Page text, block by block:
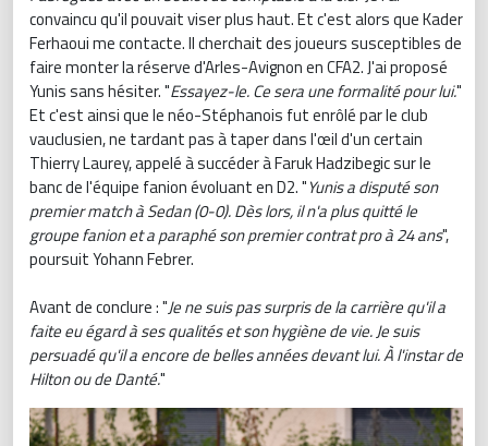
convaincu qu'il pouvait viser plus haut. Et c'est alors que Kader
Ferhaoui me contacte. Il cherchait des joueurs susceptibles de
faire monter la réserve d'Arles-Avignon en CFA2. J'ai proposé
Yunis sans hésiter. "Essayez-le. Ce sera une formalité pour lui."
Et c'est ainsi que le néo-Stéphanois fut enrôlé par le club
vauclusien, ne tardant pas à taper dans l'œil d'un certain
Thierry Laurey, appelé à succéder à Faruk Hadzibegic sur le
banc de l'équipe fanion évoluant en D2. "Yunis a disputé son
premier match à Sedan (0-0). Dès lors, il n'a plus quitté le
groupe fanion et a paraphé son premier contrat pro à 24 ans",
poursuit Yohann Febrer.
Avant de conclure : "Je ne suis pas surpris de la carrière qu'il a
faite eu égard à ses qualités et son hygiène de vie. Je suis
persuadé qu'il a encore de belles années devant lui. À l'instar de
Hilton ou de Danté."